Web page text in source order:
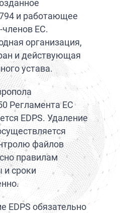
и работающее
членов ЕС.
организация,
и действующая
устава.
Регламента ЕС
EDPS. Удаление
файлов
правилам
и сроки
EDPS обязательно